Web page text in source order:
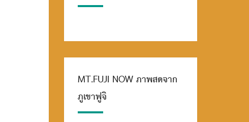
MT.FUJI NOW ภาพสดจาก
ภูเขาฟูจิ